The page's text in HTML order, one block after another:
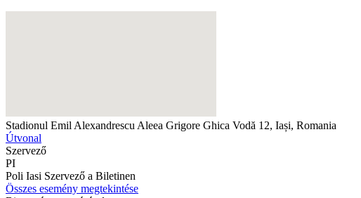
Stadionul Emil Alexandrescu Aleea Grigore Ghica Vodă 12, Iași, Romania
Útvonal
Szervező
PI
Poli Iasi Szervező a Biletinen
Összes esemény megtekintése